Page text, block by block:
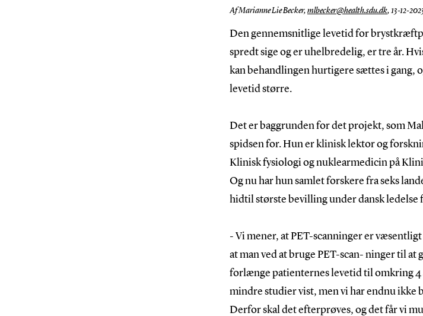
Af Marianne Lie Becker, mlbecker@health.sdu.dk, 13-12-
Den gennemsnitlige levetid for
spredt sige og er uhelbredelig, er tre år.
kan behandlingen hurtigere sættes i gang,
levetid større.
Det er baggrunden for det projekt, som
spidsen for. Hun er klinisk lektor og
Klinisk fysiologi og nuklearmedicin på
Og nu har hun samlet forskere fra seks
hidtil største bevilling under dansk
- Vi mener, at PET-scanninger er
at man ved at bruge PET-scan- ninger til
forlænge patienternes levetid til omkring 4
mindre studier vist, men vi har endnu ikke
Derfor skal det efterprøves, og det får vi